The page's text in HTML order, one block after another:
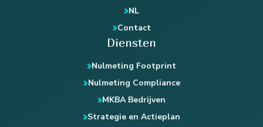
NL
Contact
Diensten
Nulmeting Footprint
Nulmeting Compliance
MKBA Bedrijven
Strategie en Actieplan